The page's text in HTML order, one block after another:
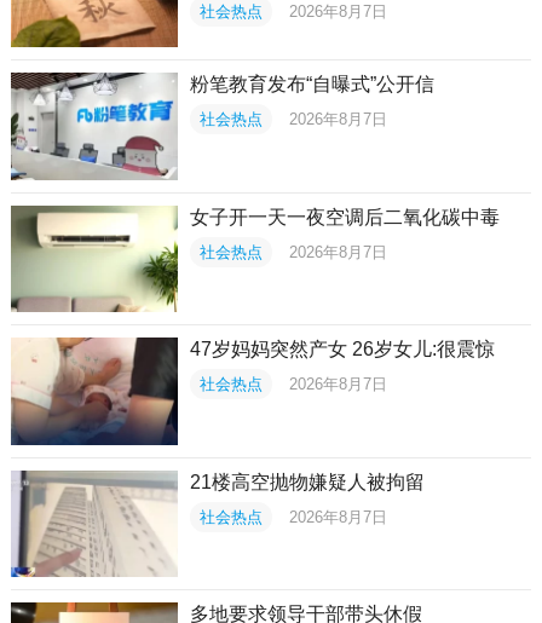
社会热点 2026年8月7日
粉笔教育发布“自曝式”公开信
社会热点 2026年8月7日
女子开一天一夜空调后二氧化碳中毒
社会热点 2026年8月7日
47岁妈妈突然产女 26岁女儿:很震惊
社会热点 2026年8月7日
21楼高空抛物嫌疑人被拘留
社会热点 2026年8月7日
多地要求领导干部带头休假